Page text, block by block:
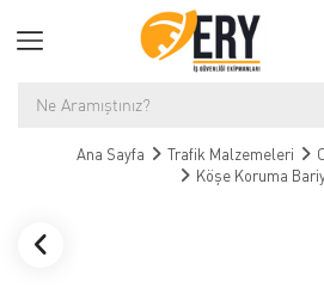
Ana Sayfa Trafik Malzemeleri
Köşe Koruma